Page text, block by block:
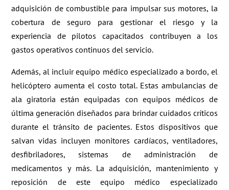
adquisición de combustible para impulsar sus motores, la
cobertura de seguro para gestionar el riesgo y la
experiencia de pilotos capacitados contribuyen a los
gastos operativos continuos del servicio.
Además, al incluir equipo médico especializado a bordo, el
helicóptero aumenta el costo total. Estas ambulancias de
ala giratoria están equipadas con equipos médicos de
última generación diseñados para brindar cuidados críticos
durante el tránsito de pacientes. Estos dispositivos que
salvan vidas incluyen monitores cardíacos, ventiladores,
desfibriladores, sistemas de administración de
medicamentos y más. La adquisición, mantenimiento y
reposición de este equipo médico especializado